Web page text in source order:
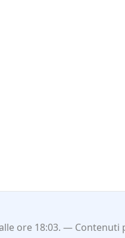
ore 18:03. Contenuti